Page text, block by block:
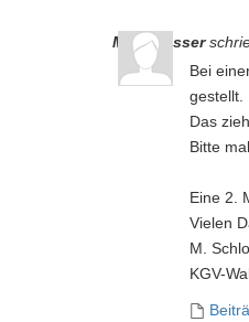
M.Schlosser
Bei
gestellt.
Das
Bitte
Eine 2.
Vielen
M.
KGV-